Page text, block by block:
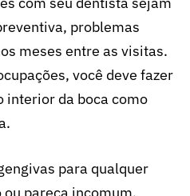
problemas
meses entre as visitas.
você deve fazer
interior da boca como
para qualquer